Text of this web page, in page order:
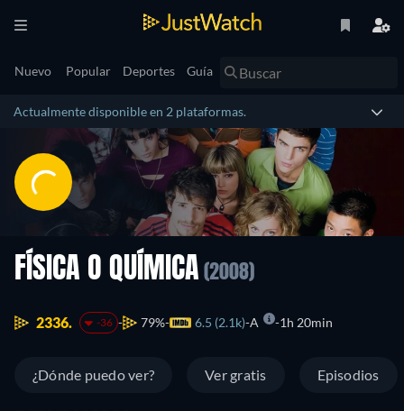
Nuevo Popular Deportes Guía
Actualmente disponible en 2 plataformas.
FÍSICA O QUÍMICA (2008)
2336. -36 79% 6.5 (2.1k) A 1h 20min
¿Dónde puedo ver? Ver gratis Episodios